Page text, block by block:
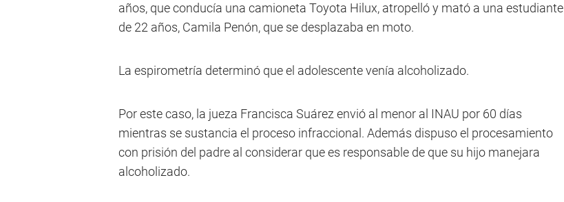
años, que conducía una camioneta Toyota Hilux, atropelló y mató a una estudiante
de 22 años, Camila Penón, que se desplazaba en moto.
La espirometría determinó que el adolescente venía alcoholizado.
Por este caso, la jueza Francisca Suárez envió al menor al INAU por 60 días
mientras se sustancia el proceso infraccional. Además dispuso el procesamiento
con prisión del padre al considerar que es responsable de que su hijo manejara
alcoholizado.